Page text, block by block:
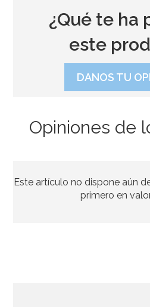
¿Qué te ha
este
DANOS TU
Opiniones de
Este artículo no dispone aún
primero en